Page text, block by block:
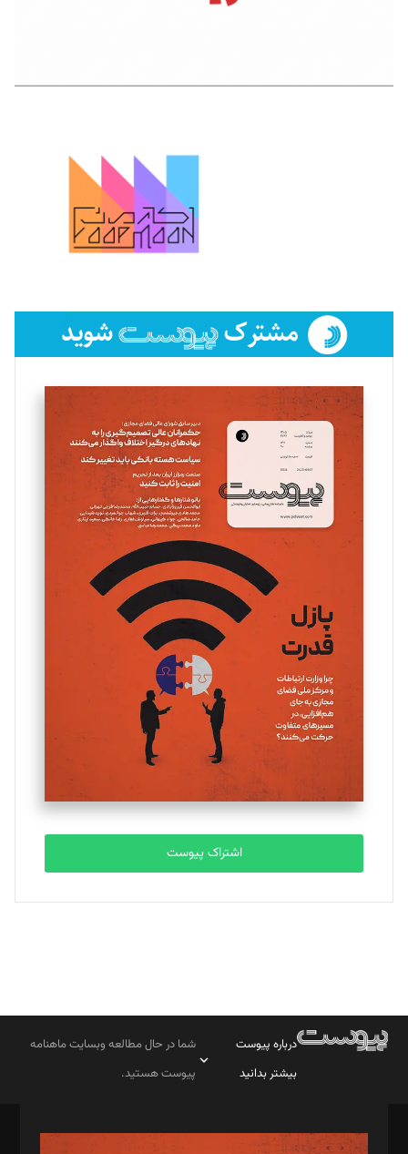
اشتراک پیوست
درباره پیوست
بیشتر بدانید
شما در حال مطالعه وبسایت ماهنامه
پیوست هستید.
مدیر مسئول: محمدباقر اثنی‌عشری